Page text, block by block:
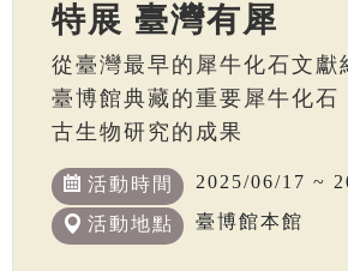
特展 臺灣有犀
從臺灣最早的犀牛化石文獻
臺博館典藏的重要犀牛化石
古生物研究的成果
活動時間 2025/06/17 ~
活動地點 臺博館本館